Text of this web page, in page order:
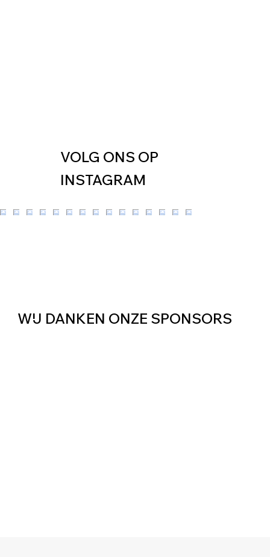
VOLG ONS OP
INSTAGRAM
WIJ DANKEN ONZE SPONSORS